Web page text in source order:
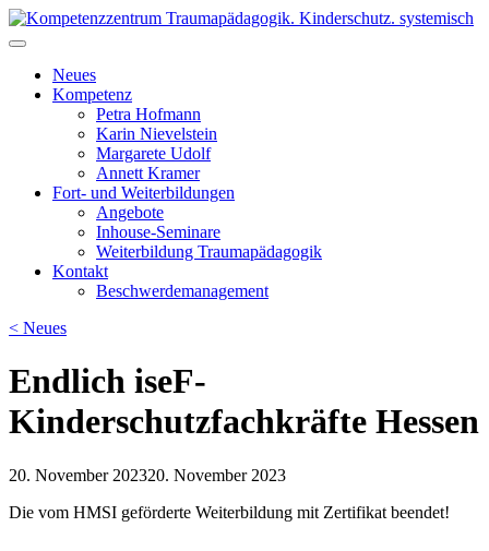
Skip
to
Zertifizierung
Neues
Kompetenz
Petra Hofmann
Karin Nievelstein
Margarete Udolf
Annett Kramer
Fort- und Weiterbildungen
Angebote
Inhouse-Seminare
Weiterbildung Traumapädagogik
Kontakt
Beschwerdemanagement
< Neues
Endlich iseF-
Kinderschutzfachkräfte Hessen
20. November 202320. November 2023
Die vom HMSI geförderte Weiterbildung mit Zertifikat beendet!